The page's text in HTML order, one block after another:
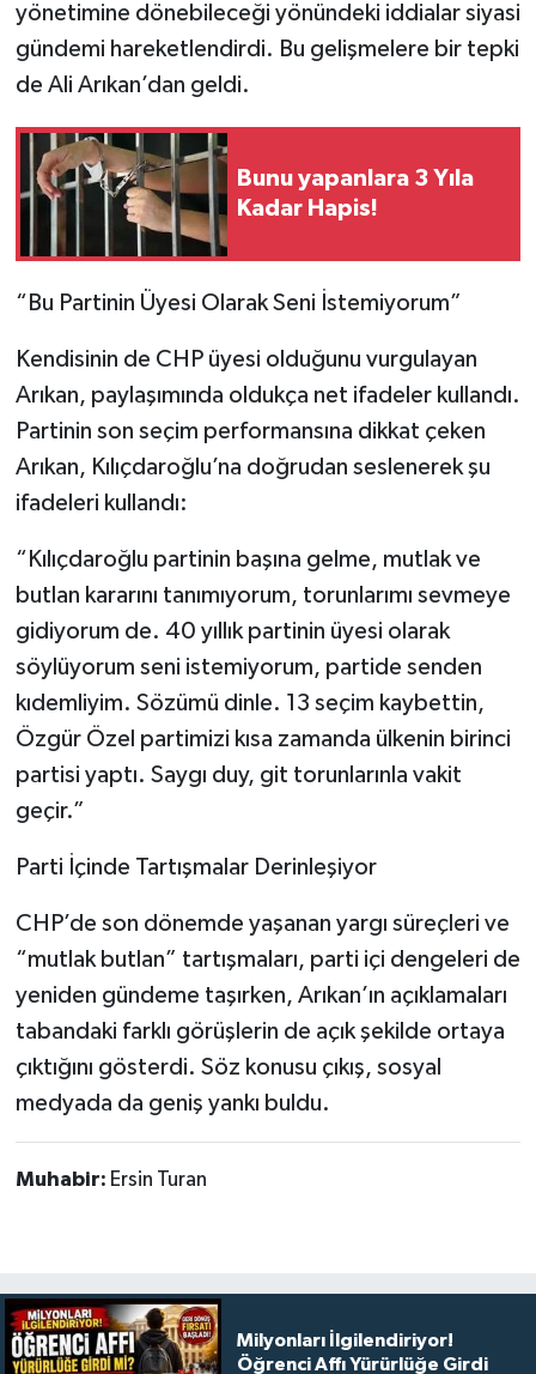
yönetimine dönebileceği yönündeki iddialar siyasi
gündemi hareketlendirdi. Bu gelişmelere bir tepki
de Ali Arıkan’dan geldi.
Bunu yapanlara 3 Yıla
Kadar Hapis!
“Bu Partinin Üyesi Olarak Seni İstemiyorum”
Kendisinin de CHP üyesi olduğunu vurgulayan
Arıkan, paylaşımında oldukça net ifadeler kullandı.
Partinin son seçim performansına dikkat çeken
Arıkan, Kılıçdaroğlu’na doğrudan seslenerek şu
ifadeleri kullandı:
“Kılıçdaroğlu partinin başına gelme, mutlak ve
butlan kararını tanımıyorum, torunlarımı sevmeye
gidiyorum de. 40 yıllık partinin üyesi olarak
söylüyorum seni istemiyorum, partide senden
kıdemliyim. Sözümü dinle. 13 seçim kaybettin,
Özgür Özel partimizi kısa zamanda ülkenin birinci
partisi yaptı. Saygı duy, git torunlarınla vakit
geçir.”
Parti İçinde Tartışmalar Derinleşiyor
CHP’de son dönemde yaşanan yargı süreçleri ve
“mutlak butlan” tartışmaları, parti içi dengeleri de
yeniden gündeme taşırken, Arıkan’ın açıklamaları
tabandaki farklı görüşlerin de açık şekilde ortaya
çıktığını gösterdi. Söz konusu çıkış, sosyal
medyada da geniş yankı buldu.
Muhabir: Ersin Turan
Milyonları İlgilendiriyor!
Öğrenci Affı Yürürlüğe Girdi